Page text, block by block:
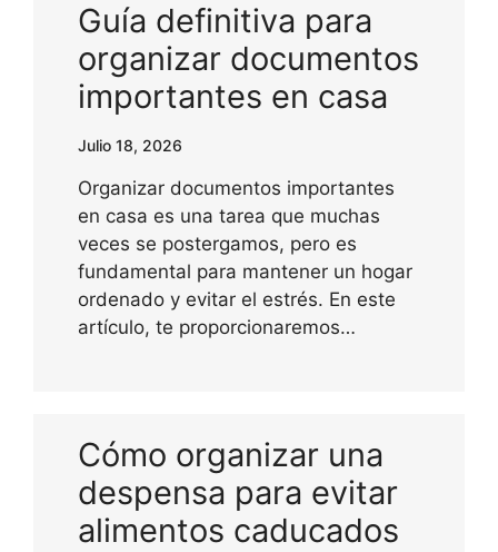
Guía definitiva para
organizar documentos
importantes en casa
Julio 18, 2026
Organizar documentos importantes
en casa es una tarea que muchas
veces se postergamos, pero es
fundamental para mantener un hogar
ordenado y evitar el estrés. En este
artículo, te proporcionaremos…
Cómo organizar una
despensa para evitar
alimentos caducados